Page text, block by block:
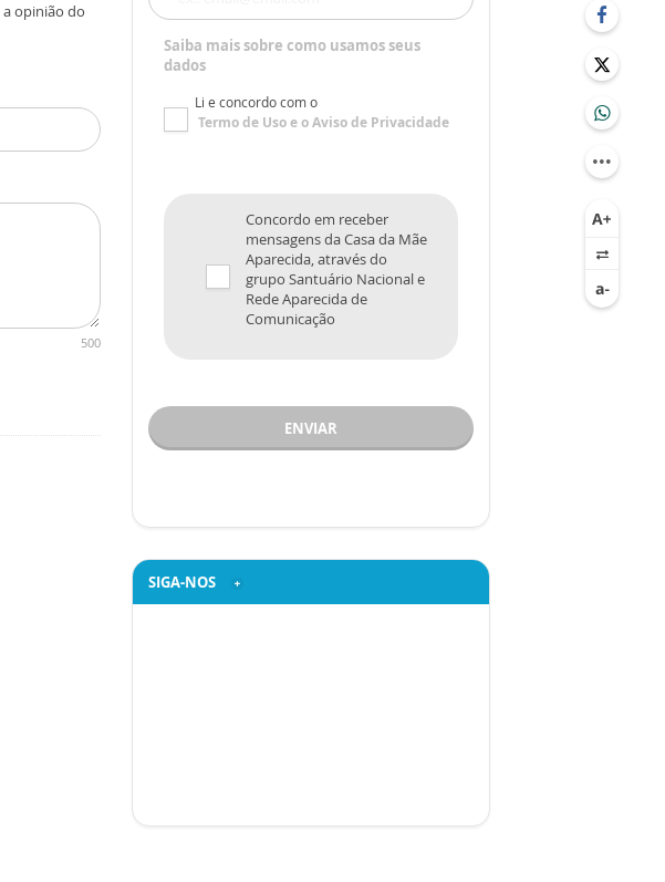
opinião do
500
Saiba mais sobre como usamos seus
dados
Li e concordo com o
Termo de Usoe oAviso de Privacidade
Concordo em receber
mensagens da Casa da Mãe
Aparecida, através do
grupo Santuário Nacional e
Rede Aparecida de
Comunicação
ENVIAR
SIGA-NOS